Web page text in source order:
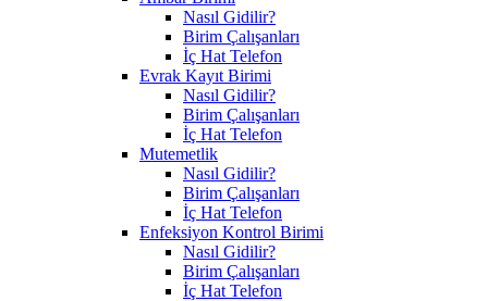
Nasıl Gidilir?
Birim Çalışanları
İç Hat Telefon
Evrak Kayıt Birimi
Nasıl Gidilir?
Birim Çalışanları
İç Hat Telefon
Mutemetlik
Nasıl Gidilir?
Birim Çalışanları
İç Hat Telefon
Enfeksiyon Kontrol Birimi
Nasıl Gidilir?
Birim Çalışanları
İç Hat Telefon